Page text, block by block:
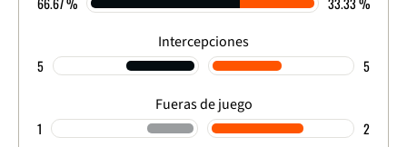
Intercepciones
5 5
Fueras de juego
1 2